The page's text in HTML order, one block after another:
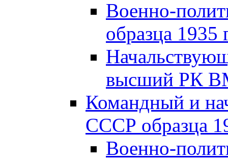
Военно-
образца 1935
высший РК
Командный и
СССР образца
Военно-